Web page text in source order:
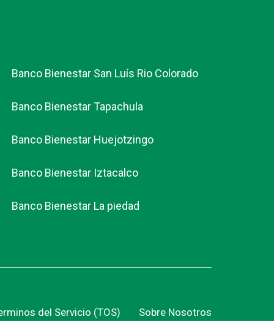
Banco Bienestar San Luís Rio Colorado
Banco Bienestar Tapachula
Banco Bienestar Huejotzingo
Banco Bienestar Iztacalco
Banco Bienestar La piedad
del Servicio (TOS) Sobre Nosotros